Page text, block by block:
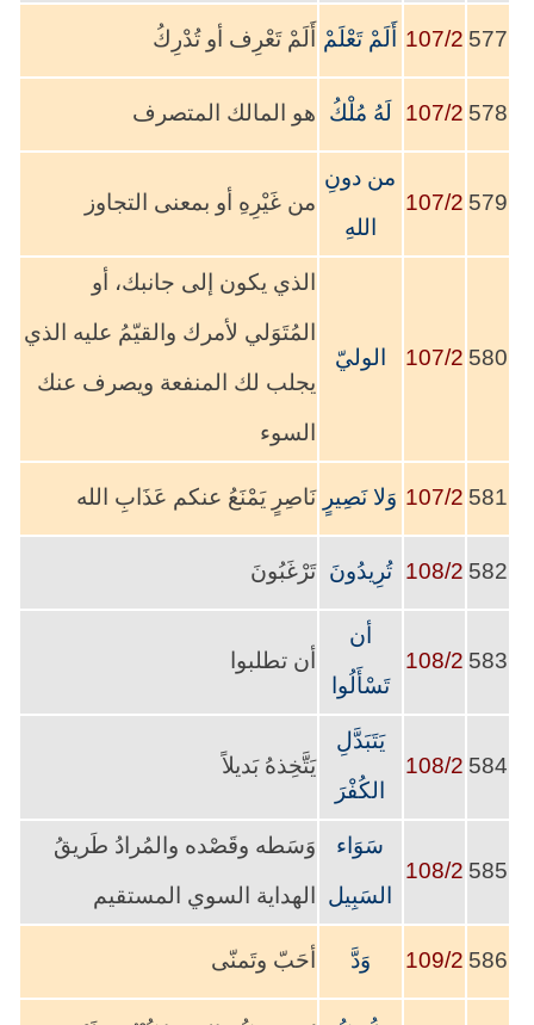
577
107/2 أَلَمْ تَعْلَمْ أَلَمْ تَعْرِف أو تُدْرِكُ
578
107/2 لَهُ مُلْكُ هو المالك المتصرف
579
107/2
من دونِ
اللهِ
من غَيْرِهِ أو بمعنى التجاوز
580
107/2 الوليّ
الذي يكون إلى جانبك، أو
المُتَوَلي لأمرك والقيّمُ عليه الذي
يجلب لك المنفعة ويصرف عنك
السوء
581
107/2 وَلا نَصِيرٍ نَاصِرٍ يَمْنَعُ عنكم عَذَابِ الله
582
108/2 تُرِيدُونَ تَرْغَبُونَ
583
108/2
أن
تَسْأَلُوا
أن تطلبوا
584
108/2
يَتَبَدَّلِ
الكُفْرَ
يَتَّخِذهُ بَديلاً
585
108/2
سَوَاء
السَبِيل
وَسَطه وقَصْده والمُرادُ طَريقُ
الهداية السوي المستقيم
586
109/2 وَدَّ أحَبّ وتَمنّى